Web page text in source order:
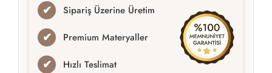
✔ Sipariş Üzerine Üretim
✔ Premium Materyaller
✔ Hızlı Teslimat